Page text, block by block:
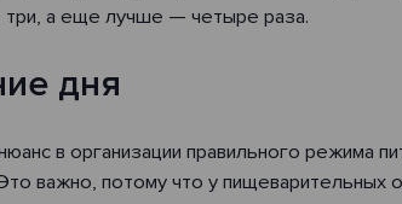
три, а еще лучше — четыре раза.
дня
в организации правильного режима
важно, потому что у пищеварительных